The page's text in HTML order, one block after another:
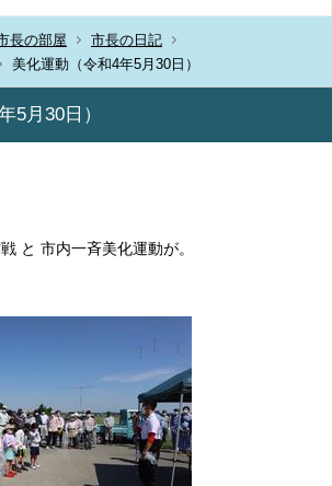
長の部屋
市長の日記
美化運動（令和4年5月30日）
5月30日）
と 市内一斉美化運動が。